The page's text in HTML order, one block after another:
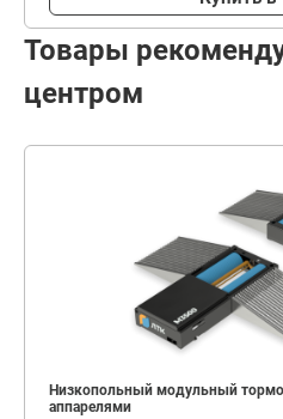
Товары
центром
Низкопольный модульный
аппарелями